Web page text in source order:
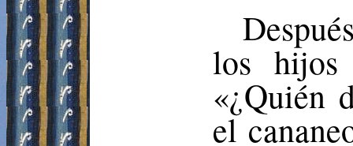
los hijos
«¿Quién
el